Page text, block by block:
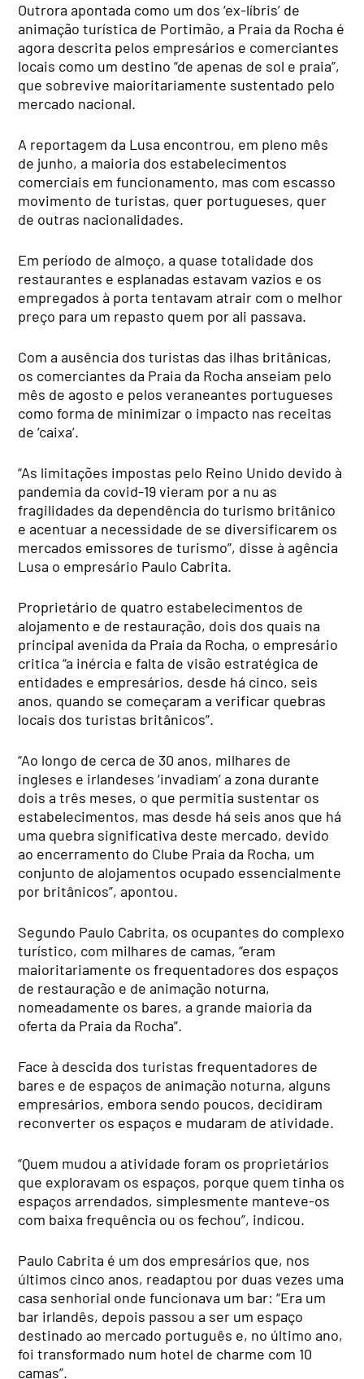
Outrora apontada como um dos ‘ex-líbris’ de
animação turística de Portimão, a Praia da Rocha é
agora descrita pelos empresários e comerciantes
locais como um destino “de apenas de sol e praia”,
que sobrevive maioritariamente sustentado pelo
mercado nacional.
A reportagem da Lusa encontrou, em pleno mês
de junho, a maioria dos estabelecimentos
comerciais em funcionamento, mas com escasso
movimento de turistas, quer portugueses, quer
de outras nacionalidades.
Em período de almoço, a quase totalidade dos
restaurantes e esplanadas estavam vazios e os
empregados à porta tentavam atrair com o melhor
preço para um repasto quem por ali passava.
Com a ausência dos turistas das ilhas britânicas,
os comerciantes da Praia da Rocha anseiam pelo
mês de agosto e pelos veraneantes portugueses
como forma de minimizar o impacto nas receitas
de ‘caixa’.
“As limitações impostas pelo Reino Unido devido à
pandemia da covid-19 vieram por a nu as
fragilidades da dependência do turismo britânico
e acentuar a necessidade de se diversificarem os
mercados emissores de turismo”, disse à agência
Lusa o empresário Paulo Cabrita.
Proprietário de quatro estabelecimentos de
alojamento e de restauração, dois dos quais na
principal avenida da Praia da Rocha, o empresário
critica “a inércia e falta de visão estratégica de
entidades e empresários, desde há cinco, seis
anos, quando se começaram a verificar quebras
locais dos turistas britânicos”.
“Ao longo de cerca de 30 anos, milhares de
ingleses e irlandeses ‘invadiam’ a zona durante
dois a três meses, o que permitia sustentar os
estabelecimentos, mas desde há seis anos que há
uma quebra significativa deste mercado, devido
ao encerramento do Clube Praia da Rocha, um
conjunto de alojamentos ocupado essencialmente
por britânicos”, apontou.
Segundo Paulo Cabrita, os ocupantes do complexo
turístico, com milhares de camas, “eram
maioritariamente os frequentadores dos espaços
de restauração e de animação noturna,
nomeadamente os bares, a grande maioria da
oferta da Praia da Rocha”.
Face à descida dos turistas frequentadores de
bares e de espaços de animação noturna, alguns
empresários, embora sendo poucos, decidiram
reconverter os espaços e mudaram de atividade.
“Quem mudou a atividade foram os proprietários
que exploravam os espaços, porque quem tinha os
espaços arrendados, simplesmente manteve-os
com baixa frequência ou os fechou”, indicou.
Paulo Cabrita é um dos empresários que, nos
últimos cinco anos, readaptou por duas vezes uma
casa senhorial onde funcionava um bar: “Era um
bar irlandês, depois passou a ser um espaço
destinado ao mercado português e, no último ano,
foi transformado num hotel de charme com 10
camas”.